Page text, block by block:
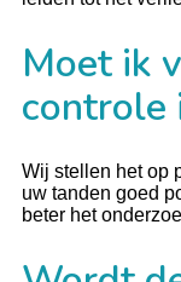
Moet ik
controle
Wij stellen het op
uw tanden goed
beter het